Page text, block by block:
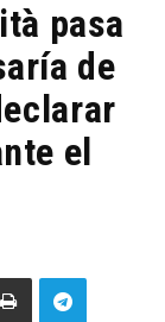
pasa
de
el